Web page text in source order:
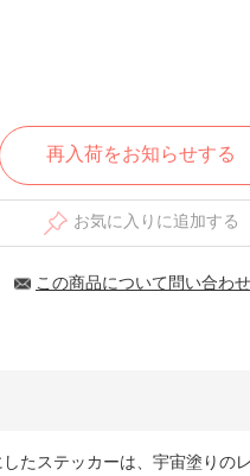
再入荷をお知らせする
お気に入りに追加する
この商品について問い合わ
たステッカーは、宇宙塗りの